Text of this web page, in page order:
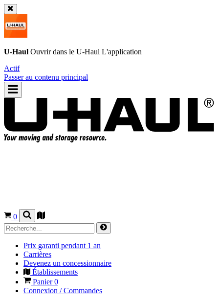
U-Haul Ouvrir dans le U-Haul L'application
Actif
Passer au contenu principal
0
Prix garanti pendant 1 an
Carrières
Devenez un concessionnaire
Établissements
Panier0
Connexion / Commandes